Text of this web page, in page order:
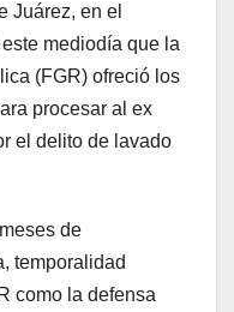
Juárez, en el
mediodía que la
(FGR) ofreció los
procesar al ex
el delito de lavado
de
temporalidad
como la defensa